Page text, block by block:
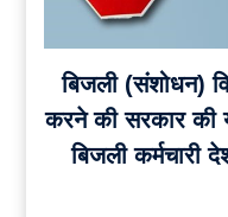
बिजली (संशोधन)
करने की सरकार की
बिजली कर्मचारी